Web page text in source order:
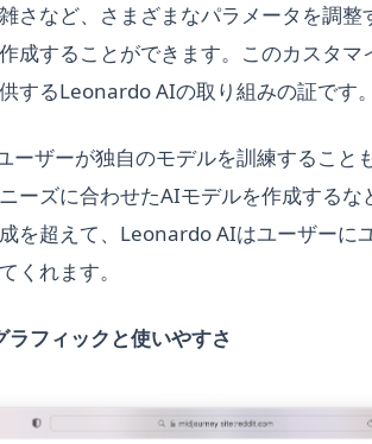
さなど、さまざまなパラメータを調
成することができます。このカスタ
するLeonardo AIの取り組みの証です。
ザーが独自のモデルを訓練すること
ーズに合わせたAIモデルを作成する
を超えて、Leonardo AIはユーザーに
くれます。
フィックと使いやすさ